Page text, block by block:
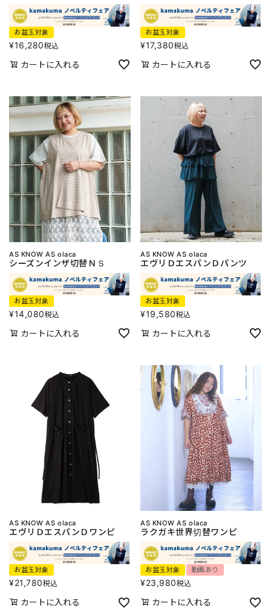
お盆玉対象
¥16,280税込
カートに入れる
お盆玉対象
¥17,380税込
カートに入れる
AS KNOW AS olaca
シーズンインザ切替ＮＳ
お盆玉対象
¥14,080税込
カートに入れる
AS KNOW AS olaca
エヴリＤエスパンＤパンツ
お盆玉対象
¥19,580税込
カートに入れる
AS KNOW AS olaca
エヴリＤエスパンＤワンピ
お盆玉対象
¥21,780税込
カートに入れる
AS KNOW AS olaca
ラクガキ世界切替ワンピ
お盆玉対象 動画あり
¥23,980税込
カートに入れる